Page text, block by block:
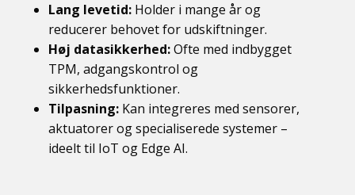
Lang levetid:Holder i mange år og
reducerer behovet for udskiftninger.
Høj datasikkerhed:Ofte med indbygget
TPM, adgangskontrol og
sikkerhedsfunktioner.
Tilpasning:Kan integreres med sensorer,
aktuatorer og specialiserede systemer –
ideelt til IoT og Edge AI.